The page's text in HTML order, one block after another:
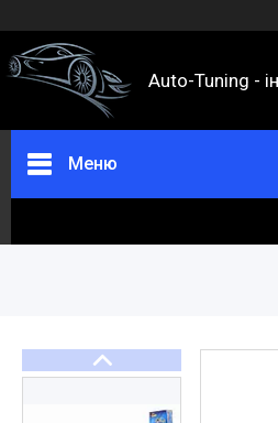
Auto-Tuning -
Меню
Повернення та обмін